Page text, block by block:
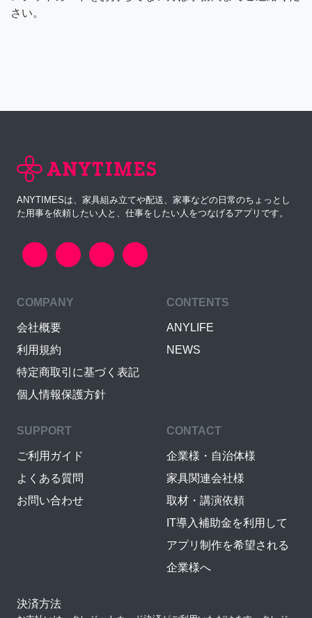
さい。
ANYTIMESは、家具組み立てや配送、家事などの日常のちょっとし
た用事を依頼したい人と、仕事をしたい人をつなげるアプリです。
COMPANY
会社概要
利用規約
特定商取引に基づく表記
個人情報保護方針
CONTENTS
ANYLIFE
NEWS
SUPPORT
ご利用ガイド
よくある質問
お問い合わせ
CONTACT
企業様・自治体様
家具関連会社様
取材・講演依頼
IT導入補助金を利用して
アプリ制作を希望される
企業様へ
決済方法